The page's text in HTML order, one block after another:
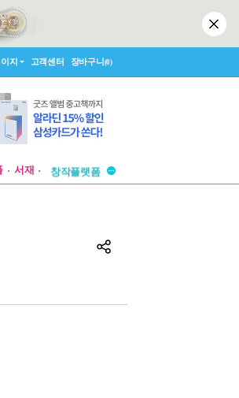
지 고객센터 장바구니(0)
서재
창작플랫폼